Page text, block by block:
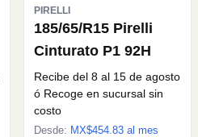
PIRELLI
185/65/R15 Pirelli
Cinturato P1 92H
Recibe del 8 al 15 de agosto
ó Recoge en sucursal sin
costo
Desde: MX$454.83 al mes